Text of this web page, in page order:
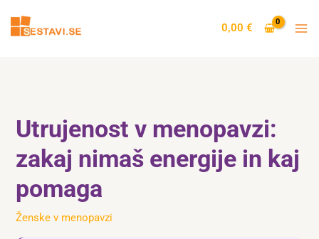
content
0,00€
Utrujenost v menopavzi:
zakaj nimaš energije in kaj
pomaga
Ženske v menopavzi